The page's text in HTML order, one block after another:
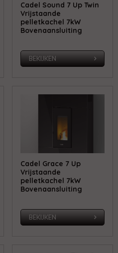
Cadel Sound 7 Up Twin
Vrijstaande
pelletkachel 7kW
Bovenaansluiting
BEKIJKEN
Cadel Grace 7 Up
Vrijstaande
pelletkachel 7kW
Bovenaansluiting
BEKIJKEN